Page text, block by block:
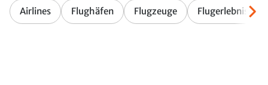
Airlines Flughäfen Flugzeuge Flugerlebnis